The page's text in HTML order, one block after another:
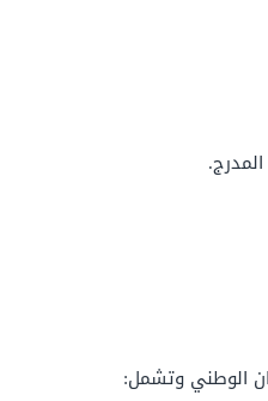
الوطني وتشمل: